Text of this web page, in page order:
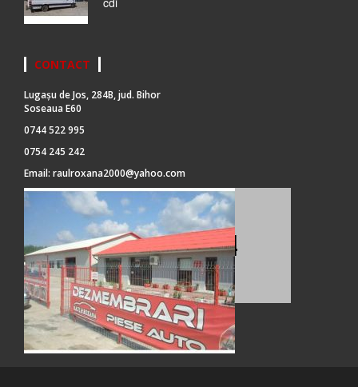
CONTACT
Lugașu de Jos, 284B, jud. Bihor
Soseaua E60
0744 522 995
0754 245 242
Email: raulroxana2000@yahoo.com